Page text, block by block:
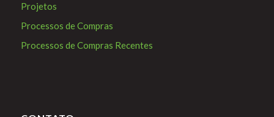
Projetos
Processos de Compras
Processos de Compras Recentes